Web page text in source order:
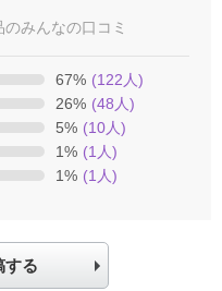
のみんなの口コミ
67% (122 人)
26% (48 人)
5% (10人)
1% (1 人)
1% (1 人)
する